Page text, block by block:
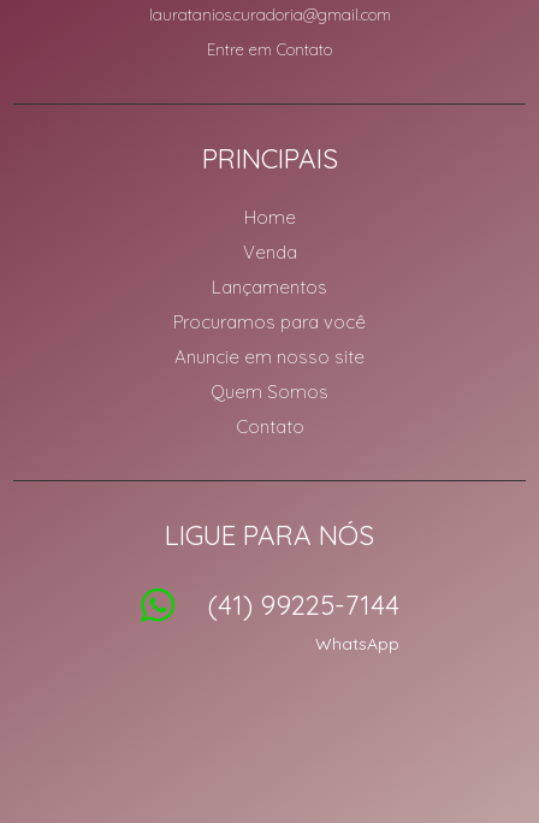
lauratanios.curadoria@gmail.com
Entre em Contato
PRINCIPAIS
Home
Venda
Lançamentos
Procuramos para você
Anuncie em nosso site
Quem Somos
Contato
LIGUE PARA NÓS
(41) 99225-7144
WhatsApp